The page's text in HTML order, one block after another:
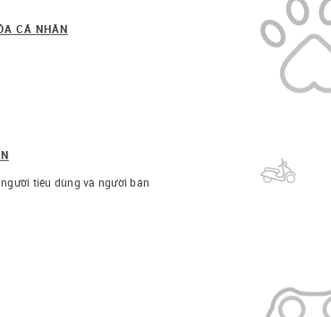
CÁ NHÂN
tiêu dùng và người bán